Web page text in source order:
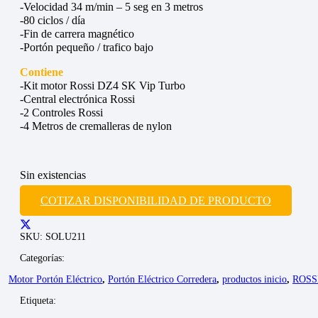
-Velocidad 34 m/min – 5 seg en 3 metros
-80 ciclos / día
-Fin de carrera magnético
-Portón pequeño / trafico bajo
Contiene
-Kit motor Rossi DZ4 SK Vip Turbo
-Central electrónica Rossi
-2 Controles Rossi
-4 Metros de cremalleras de nylon
Sin existencias
COTIZAR DISPONIBILIDAD DE PRODUCTO
SKU: SOLU211
Categorías:
Motor Portón Eléctrico, Portón Eléctrico Corredera, productos inicio,
Etiqueta: